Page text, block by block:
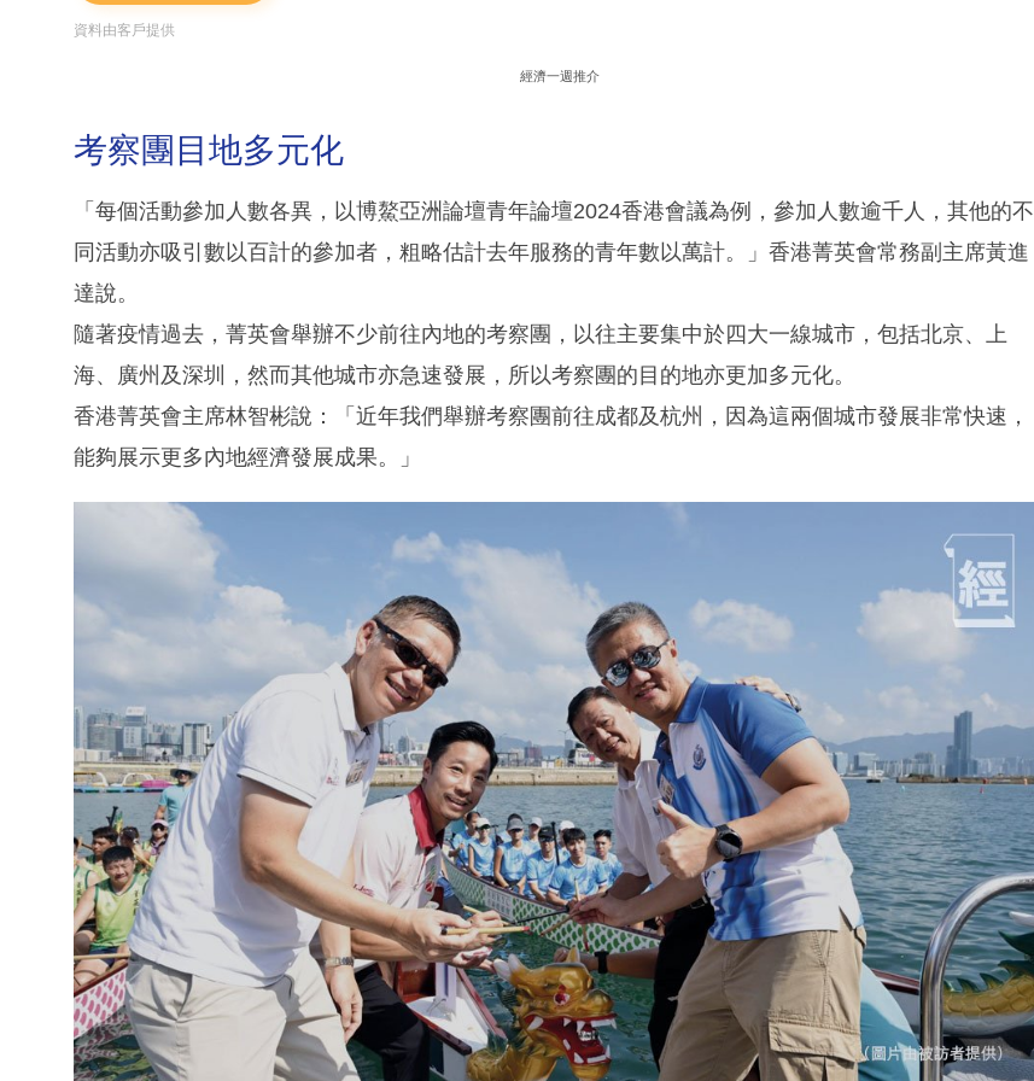
資料由客戶提供
經濟一週推介
考察團目地多元化
「每個活動參加人數各異，以博鰲亞洲論壇青年論壇2024香港會議為例，參加人數逾千人，其他的不
同活動亦吸引數以百計的參加者，粗略估計去年服務的青年數以萬計。」香港菁英會常務副主席黃進
達說。
隨著疫情過去，菁英會舉辦不少前往內地的考察團，以往主要集中於四大一線城市，包括北京、上
海、廣州及深圳，然而其他城市亦急速發展，所以考察團的目的地亦更加多元化。
香港菁英會主席林智彬說：「近年我們舉辦考察團前往成都及杭州，因為這兩個城市發展非常快速，
能夠展示更多內地經濟發展成果。」